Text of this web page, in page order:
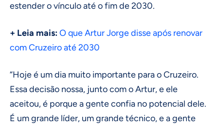
estender o vínculo até o fim de 2030.
+ Leia mais:O que Artur Jorge disse após renovar
com Cruzeiro até 2030
“Hoje é um dia muito importante para o Cruzeiro.
Essa decisão nossa, junto com o Artur, e ele
aceitou, é porque a gente confia no potencial dele.
É um grande líder, um grande técnico, e a gente